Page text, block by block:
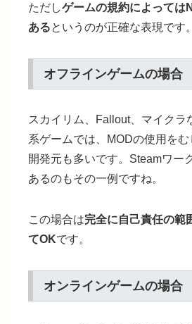
ただしゲームの規約によっては
あるというのが正確な表現です。
オフラインゲームの場合
スカイリム、Fallout、マイクラ
系ゲームでは、
MODの使用をむ
開発元も多いです。Steamワー
あるのもその一例ですね。
この場合は完全に自己責任の範
てOKです。
オンラインゲームの場合